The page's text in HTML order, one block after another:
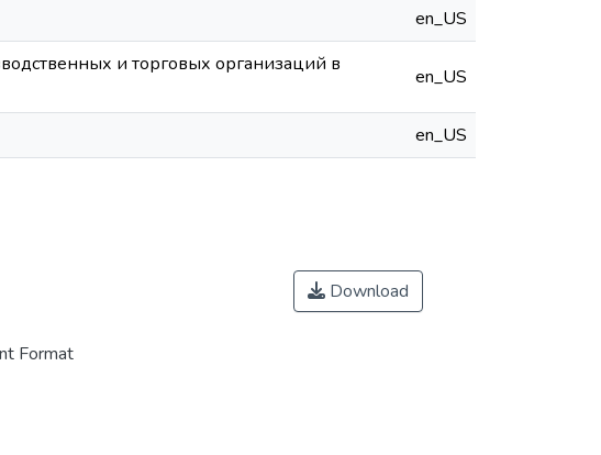
en_US
и торговых организаций в
en_US
en_US
Format
Download